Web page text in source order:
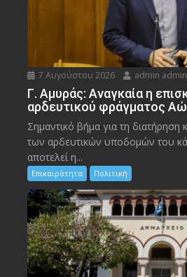
7 Αυγούστου 2026 admin admin
Γ. Αμυράς: Αναγκαία η
αρδευτικού φράγματος
Σημαντικό βήμα για τη διατήρηση
των αρδευτικών υποδομών του
αποτελεί η...
Επικαιρότητα Πολιτική